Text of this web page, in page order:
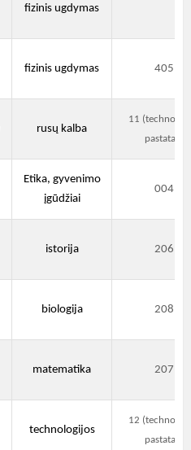
fizinis ugdymas
fizinis ugdymas 405
rusų kalba
11
pastatas)
Etika, gyvenimo
įgūdžiai
004
istorija 206
biologija 208
matematika 207
technologijos
12
pastatas)